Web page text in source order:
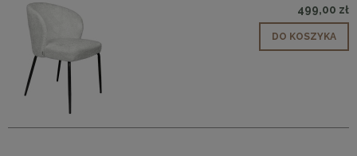
499,00 zł
DO KOSZYKA